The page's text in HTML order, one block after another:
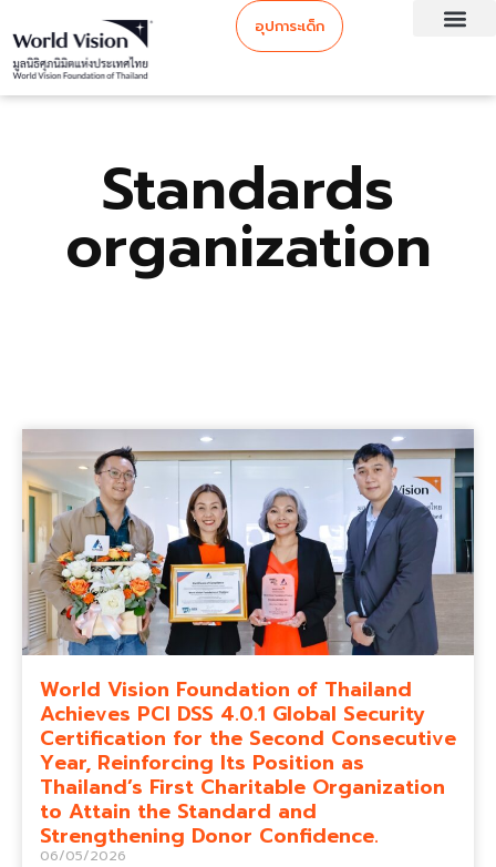
อุปการะเด็ก
Standards
organization
World Vision Foundation of Thailand
Achieves PCI DSS 4.0.1 Global Security
Certification for the Second Consecutive
Year, Reinforcing Its Position as
Thailand’s First Charitable Organization
to Attain the Standard and
Strengthening Donor Confidence.
06/05/2026